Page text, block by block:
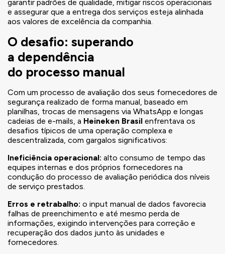
garantir padrões de qualidade, mitigar riscos operacionais
e assegurar que a entrega dos serviços esteja alinhada
aos valores de excelência da companhia.
O desafio: superando
a dependência
do processo manual
Com um processo de avaliação dos seus fornecedores de
segurança realizado de forma manual, baseado em
planilhas, trocas de mensagens via WhatsApp e longas
cadeias de e-mails, a Heineken Brasil enfrentava os
desafios típicos de uma operação complexa e
descentralizada, com gargalos significativos:
Ineficiência operacional: alto consumo de tempo das
equipes internas e dos próprios fornecedores na
condução do processo de avaliação periódica dos níveis
de serviço prestados.
Erros e retrabalho: o input manual de dados favorecia
falhas de preenchimento e até mesmo perda de
informações, exigindo intervenções para correção e
recuperação dos dados junto às unidades e
fornecedores.